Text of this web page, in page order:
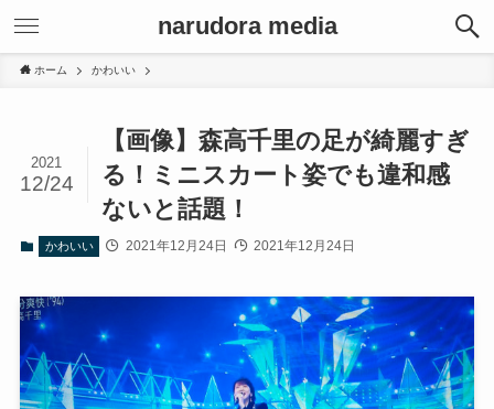
narudora media
ホーム かわいい
【画像】森高千里の足が綺麗すぎ
る！ミニスカート姿でも違和感
ないと話題！
2021
12/24
かわいい 2021年12月24日 2021年12月24日